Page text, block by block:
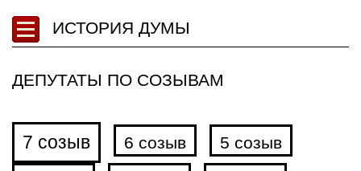
ИСТОРИЯ ДУМЫ
ДЕПУТАТЫ ПО СОЗЫВАМ
7 созыв 6 созыв
5 созыв